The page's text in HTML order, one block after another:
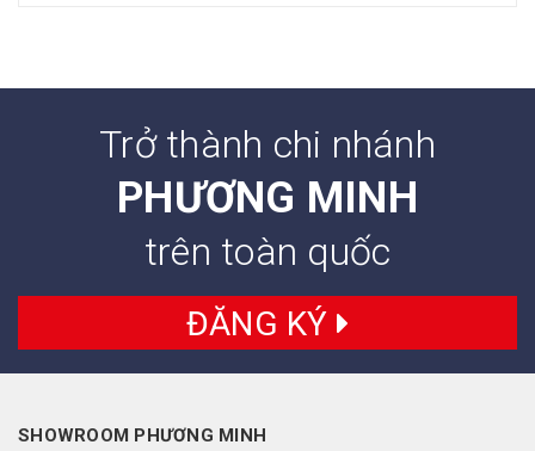
Trở thành chi nhánh
PHƯƠNG MINH
trên toàn quốc
ĐĂNG KÝ
SHOWROOM PHƯƠNG MINH